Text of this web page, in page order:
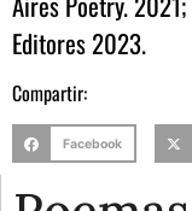
Editores 2023.
Compartir:
Facebook